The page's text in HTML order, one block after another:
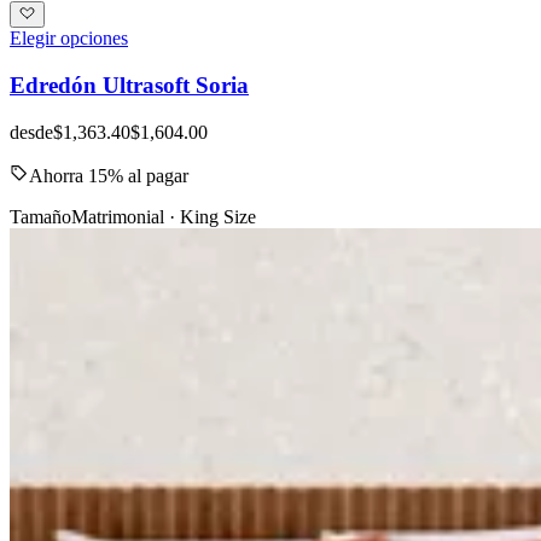
Elegir opciones
Edredón Ultrasoft Soria
desde$1,363.40$1,604.00
Ahorra 15% al pagar
TamañoMatrimonial · King Size